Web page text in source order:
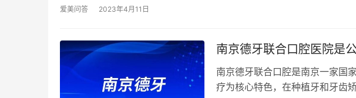
爱美问答 2023年4月11日
南京德牙联合口腔医院是
南京德牙联合口腔是南京一家国
疗为核心特色，在种植牙和牙齿